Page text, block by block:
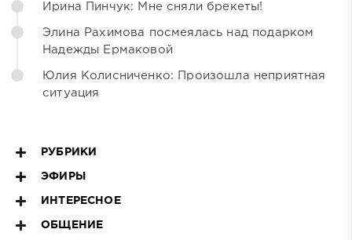
Ирина Пинчук: Мне сняли брекеты!
Элина Рахимова посмеялась над подарком
Надежды Ермаковой
Юлия Колисниченко: Произошла неприятная
ситуация
РУБРИКИ
ЭФИРЫ
ИНТЕРЕСНОЕ
ОБЩЕНИЕ